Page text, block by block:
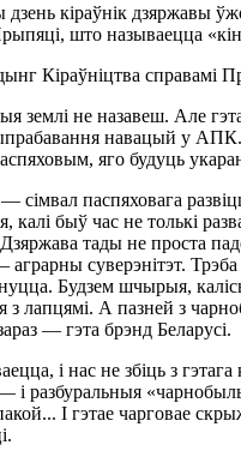
кіраўнік дзяржавы
што называецца
Кіраўніцтва справамі
землі не назавеш. Але
навацый у АПК.
яго будуць
сімвал паспяховага
калі быў час не толькі
тады не проста
аграрны суверэнітэт. Трэба
Будзем шчырыя,
з лапцямі. А пазней з
— гэта брэнд Беларусі.
і нас не збіць з
і разбуральныя
І гэтае чарговае